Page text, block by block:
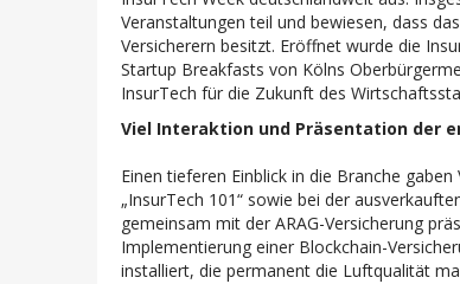
Veranstaltungen teil und bewiesen, dass
Versicherern besitzt. Eröffnet wurde die
Startup Breakfasts von Kölns
InsurTech für die Zukunft des
Viel Interaktion und Präsentation der
Einen tieferen Einblick in die Branche
„InsurTech 101“ sowie bei der
gemeinsam mit der ARAG-Versicherung
Implementierung einer Blockchain-
installiert, die permanent die Luftqualität